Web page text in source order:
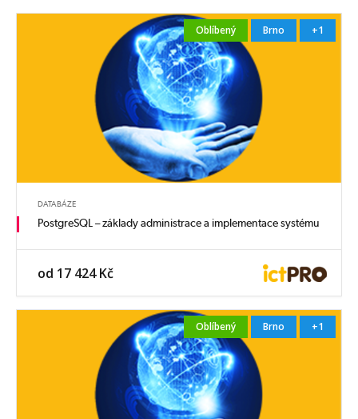
Oblíbený Brno +1
DATABÁZE
PostgreSQL – základy administrace a implementace systému
od 17 424 Kč
Oblíbený Brno +1